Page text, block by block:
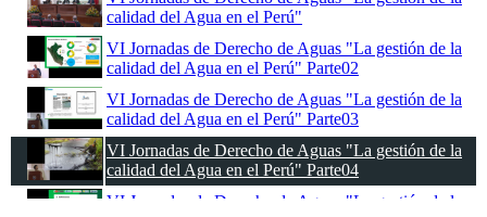
calidad del Agua en el Perú"
VI Jornadas de Derecho de Aguas "La gestión de la
calidad del Agua en el Perú" Parte02
VI Jornadas de Derecho de Aguas "La gestión de la
calidad del Agua en el Perú" Parte03
VI Jornadas de Derecho de Aguas "La gestión de la
calidad del Agua en el Perú" Parte04
VI Jornadas de Derecho de Aguas "La gestión de la